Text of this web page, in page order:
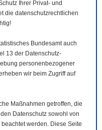
Ihrer Privat- und
die datenschutzrechtlichen
Bundesamt auch
13 der Datenschutz-
personenbezogener
wir beim Zugriff auf
Maßnahmen getroffen, die
Datenschutz sowohl von
werden. Diese Seite